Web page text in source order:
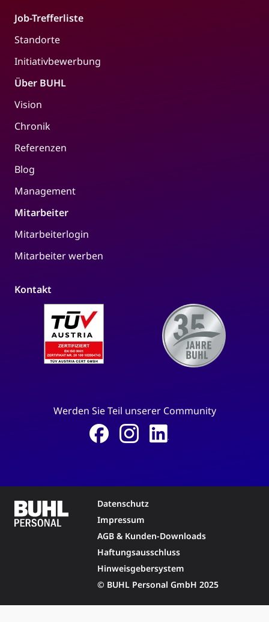
Job-Trefferliste
Standorte
Initiativbewerbung
Über BUHL
Vision
Chronik
Referenzen
Blog
Management
Mitarbeiter
Mitarbeiterlogin
Mitarbeiter werben
Kontakt
Werden Sie Teil unserer Community
Datenschutz
Impressum
AGB & Kunden-Downloads
Haftungsausschluss
Hinweisgebersystem
© BUHL Personal GmbH 2025